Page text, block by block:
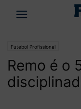
Futebol Profissional
Remo é o